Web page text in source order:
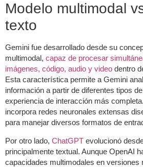
Modelo multimodal
texto
Gemini fue desarrollado desde su
multimodal, capaz de procesar
imágenes, código, audio y video dentro
Esta característica permite a Gemini
información a partir de diferentes tipos
experiencia de interacción más
incorpora redes neuronales extensas
para manejar diversos formatos de
Por otro lado, ChatGPT evolucionó
principalmente textual. Aunque OpenAI
capacidades multimodales en versiones